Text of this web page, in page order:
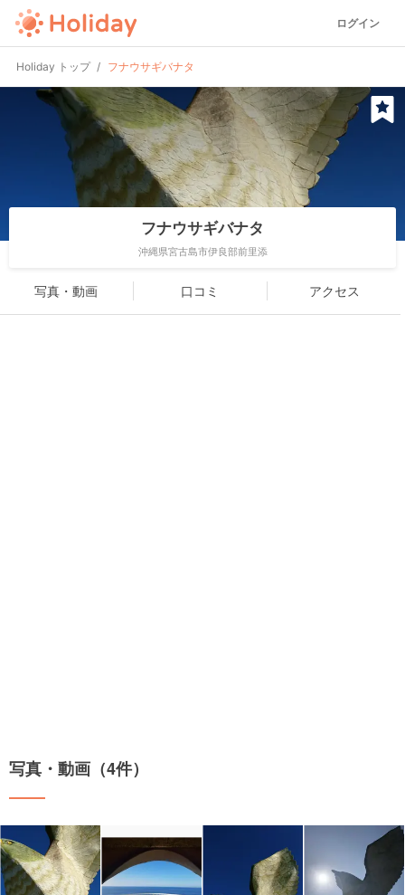
ログイン
Holiday トップ フナウサギバナタ
フナウサギバナタ
沖縄県宮古島市伊良部前里添
写真・動画 口コミ アクセス
写真・動画（4件）